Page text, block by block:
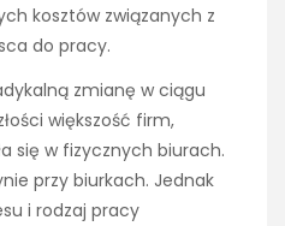
kosztów związanych z
do pracy.
zmianę w ciągu
większość firm,
się w fizycznych biurach.
przy biurkach. Jednak
i rodzaj pracy